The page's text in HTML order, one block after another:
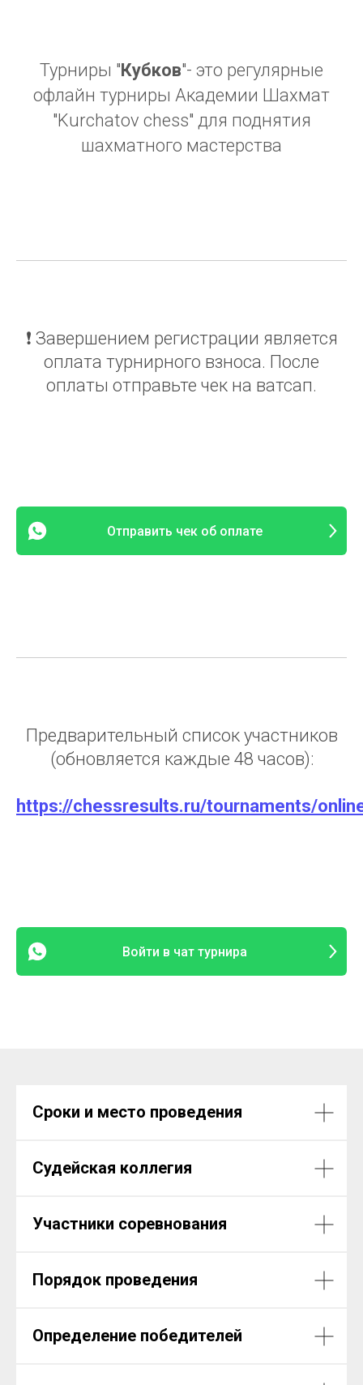
Турниры "Кубков"- это регулярные
офлайн турниры Академии Шахмат
"Kurchatov chess" для поднятия
шахматного мастерства
❗️ Завершением регистрации является
оплата турнирного взноса. После
оплаты отправьте чек на ватсап.
Отправить чек об оплате
Предварительный список участников
(обновляется каждые 48 часов):
https://chessresults.ru/tournaments/
Войти в чат турнира
Сроки и место проведения
Судейская коллегия
Участники соревнования
Порядок проведения
Определение победителей